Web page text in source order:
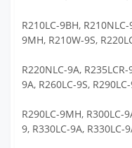
R210LC-9BH,
9MH, R210W-9S,
R220NLC-9A,
9A, R260LC-9S,
R290LC-9MH, R300LC-
9, R330LC-9A, R330LC-